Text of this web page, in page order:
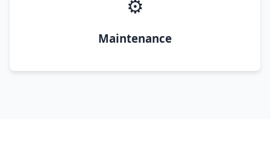
⚙️
Maintenance